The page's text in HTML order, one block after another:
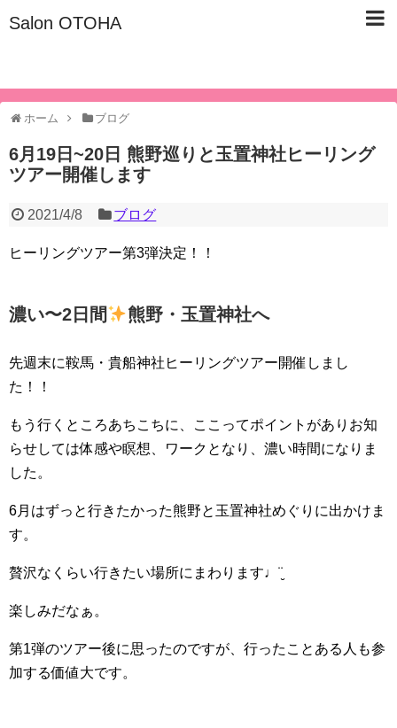
Salon OTOHA
ホーム ブログ
6月19日~20日 熊野巡りと玉置神社ヒーリング
ツアー開催します
2021/4/8 ブログ
ヒーリングツアー第3弾決定！！
濃い〜2日間 熊野・玉置神社へ
先週末に鞍馬・貴船神社ヒーリングツアー開催しまし
た！！
もう行くところあちこちに、ここってポイントがありお知
らせしては体感や瞑想、ワークとなり、濃い時間になりま
した。
6月はずっと行きたかった熊野と玉置神社めぐりに出かけま
す。
贅沢なくらい行きたい場所にまわります♩¨̮
楽しみだなぁ。
第1弾のツアー後に思ったのですが、行ったことある人も参
加する価値大です。